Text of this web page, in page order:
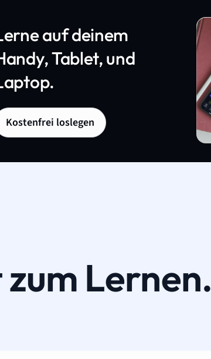
auf deinem
Tablet, und
Kostenfrei loslegen
Lernen.